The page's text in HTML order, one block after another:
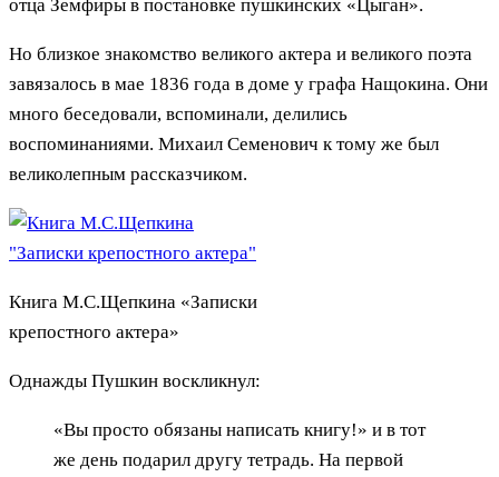
отца Земфиры в постановке пушкинских «Цыган».
Но близкое знакомство великого актера и великого поэта
завязалось в мае 1836 года в доме у графа Нащокина. Они
много беседовали, вспоминали, делились
воспоминаниями. Михаил Семенович к тому же был
великолепным рассказчиком.
Книга М.С.Щепкина «Записки
крепостного актера»
Однажды Пушкин воскликнул:
«Вы просто обязаны написать книгу!» и в тот
же день подарил другу тетрадь. На первой